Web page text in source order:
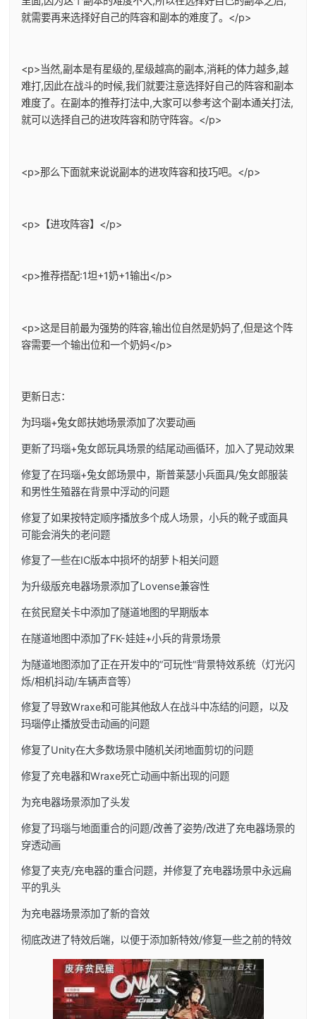
就需要再来选择好自己的阵容和副本的难度了。</p>
<p>当然,副本是有星级的,星级越高的副本,消耗的体力越多,越
难打,因此在战斗的时候,我们就要注意选择好自己的阵容和副本
难度了。在副本的推荐打法中,大家可以参考这个副本通关打法,
就可以选择自己的进攻阵容和防守阵容。</p>
<p>那么下面就来说说副本的进攻阵容和技巧吧。</p>
<p>【进攻阵容】</p>
<p>推荐搭配:1坦+1奶+1输出</p>
<p>这是目前最为强势的阵容,输出位自然是奶妈了,但是这个阵
容需要一个输出位和一个奶妈</p>
更新日志：
为玛瑙+兔女郎扶她场景添加了次要动画
更新了玛瑙+兔女郎玩具场景的结尾动画循环，加入了晃动效果
修复了在玛瑙+兔女郎场景中，斯普莱瑟小兵面具/兔女郎服装
和男性生殖器在背景中浮动的问题
修复了如果按特定顺序播放多个成人场景，小兵的靴子或面具
可能会消失的老问题
修复了一些在IC版本中损坏的胡萝卜相关问题
为升级版充电器场景添加了Lovense兼容性
在贫民窟关卡中添加了隧道地图的早期版本
在隧道地图中添加了FK-娃娃+小兵的背景场景
为隧道地图添加了正在开发中的”可玩性”背景特效系统（灯光闪
烁/相机抖动/车辆声音等）
修复了导致Wraxe和可能其他敌人在战斗中冻结的问题，以及
玛瑙停止播放受击动画的问题
修复了Unity在大多数场景中随机关闭地面剪切的问题
修复了充电器和Wraxe死亡动画中新出现的问题
为充电器场景添加了头发
修复了玛瑙与地面重合的问题/改善了姿势/改进了充电器场景的
穿透动画
修复了夹克/充电器的重合问题，并修复了充电器场景中永远扁
平的乳头
为充电器场景添加了新的音效
彻底改进了特效后端，以便于添加新特效/修复一些之前的特效